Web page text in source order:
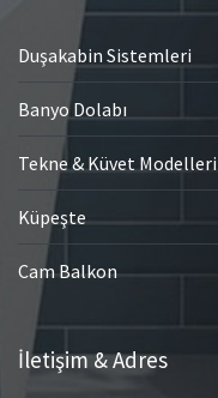
Duşakabin Sistemleri
Banyo Dolabı
Tekne & Küvet Modelleri
Küpeşte
Cam Balkon
İletişim & Adres